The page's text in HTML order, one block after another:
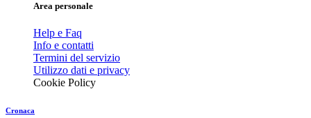
Area personale
Help e Faq
Info e contatti
Termini del servizio
Utilizzo dati e privacy
Cookie Policy
Cronaca